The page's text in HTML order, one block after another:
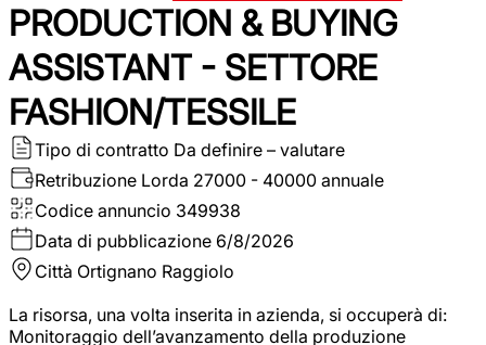
PRODUCTION & BUYING
ASSISTANT - SETTORE
FASHION/TESSILE
Tipo di contratto Da definire – valutare
Retribuzione Lorda 27000 - 40000 annuale
Codice annuncio 349938
Data di pubblicazione 6/8/2026
Città Ortignano Raggiolo
La risorsa, una volta inserita in azienda, si occuperà di:
Monitoraggio dell’avanzamento della produzione